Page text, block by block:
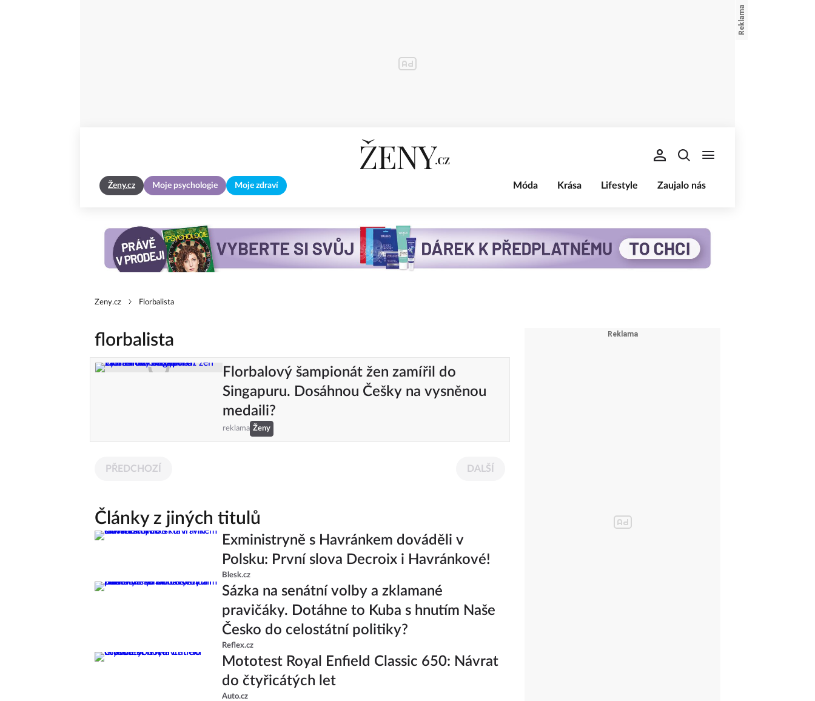
Ženy.cz Moje psychologie Moje zdraví Móda Krása Lifestyle Zaujalo nás
Zeny.cz Florbalista
florbalista
Florbalový šampionát žen zamířil do
Singapuru. Dosáhnou Češky na vysněnou
medaili?
reklama Ženy
PŘEDCHOZÍ DALŠÍ
Články z jiných titulů
Exministryně s Havránkem dováděli v
Polsku: První slova Decroix i Havránkové!
Blesk.cz
Sázka na senátní volby a zklamané
pravičáky. Dotáhne to Kuba s hnutím Naše
Česko do celostátní politiky?
Reflex.cz
Mototest Royal Enfield Classic 650: Návrat
do čtyřicátých let
Auto.cz